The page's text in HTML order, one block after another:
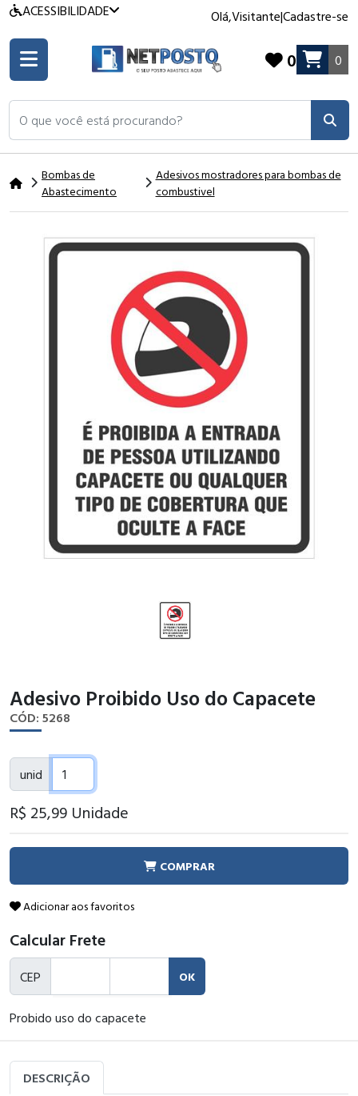
ACESSIBILIDADE Olá,Visitante|Cadastre-se
O que você está procurando?
0 0
Bombas de
Abastecimento
Adesivos mostradores para bombas de
combustivel
Adesivo Proibido Uso do Capacete
CÓD: 5268
unid
R$ 25,99 Unidade
COMPRAR
Adicionar aos favoritos
Calcular Frete
CEP OK
Probido uso do capacete
DESCRIÇÃO